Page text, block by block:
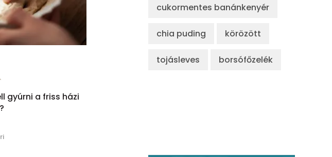
gyúrni a friss házi
cukormentes banánkenyér
chia puding körözött
tojásleves borsófőzelék